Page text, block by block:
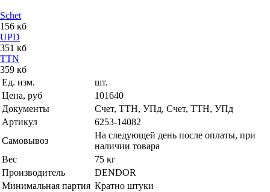
Schet
156 кб
UPD
351 кб
TTN
359 кб
Ед. изм.
шт.
Цена, руб
101640
Документы
Счет, ТТН, УПд, Счет, ТТН, УПд
Артикул
6253-14082
Самовывоз
На следующей день после оплаты, при
наличии товара
Вес
75 кг
Производитель
DENDOR
Минимальная партия Кратно штуки